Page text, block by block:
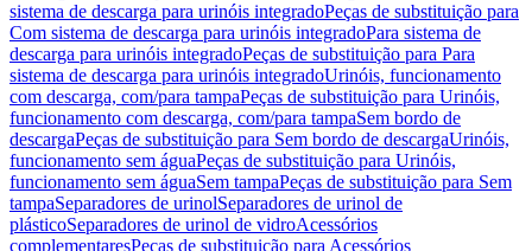
sistema de descarga para urinóis integradoPeças de substituição para
Com sistema de descarga para urinóis integradoPara sistema de
descarga para urinóis integradoPeças de substituição para Para
sistema de descarga para urinóis integradoUrinóis, funcionamento
com descarga, com/para tampaPeças de substituição para Urinóis,
funcionamento com descarga, com/para tampaSem bordo de
descargaPeças de substituição para Sem bordo de descargaUrinóis,
funcionamento sem águaPeças de substituição para Urinóis,
funcionamento sem águaSem tampaPeças de substituição para Sem
tampaSeparadores de urinolSeparadores de urinol de
plásticoSeparadores de urinol de vidroAcessórios
complementaresPeças de substituição para Acessórios